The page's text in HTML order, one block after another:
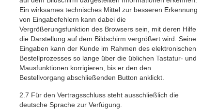
Ein wirksames technisches Mittel zur besseren Erkennung
von Eingabefehlern kann dabei die
Vergrößerungsfunktion des Browsers sein, mit deren Hilfe
die Darstellung auf dem Bildschirm vergrößert wird. Seine
Eingaben kann der Kunde im Rahmen des elektronischen
Bestellprozesses so lange über die üblichen Tastatur- und
Mausfunktionen korrigieren, bis er den den
Bestellvorgang abschließenden Button anklickt.
2.7 Für den Vertragsschluss steht ausschließlich die
deutsche Sprache zur Verfügung.